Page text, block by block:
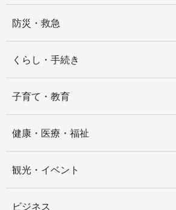
防災・救急
くらし・手続き
子育て・教育
健康・医療・福祉
観光・イベント
ビジネス